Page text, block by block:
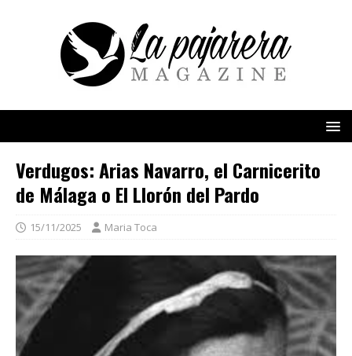
Verdugos: Arias Navarro, el Carnicerito
de Málaga o El Llorón del Pardo
15/11/2025 Maria Toca